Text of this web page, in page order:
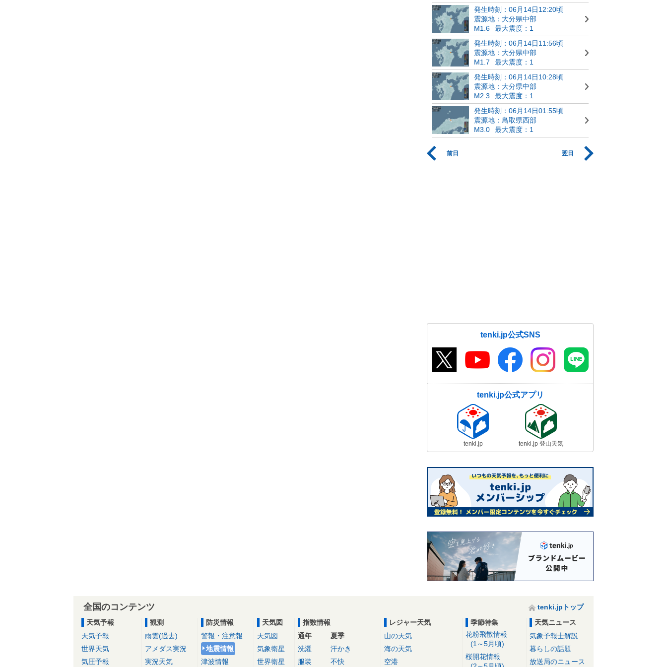
発生時刻：06月14日12:20頃
震源地：大分県中部
M1.6
最大震度：1
発生時刻：06月14日11:56頃
震源地：大分県中部
M1.7
最大震度：1
発生時刻：06月14日10:28頃
震源地：大分県中部
M2.3
最大震度：1
発生時刻：06月14日01:55頃
震源地：鳥取県西部
M3.0
最大震度：1
前日 翌日
tenki.jp公式SNS
tenki.jp公式アプリ
tenki.jp tenki.jp 登山天気
全国のコンテンツ
tenki.jpトップ
天気予報
天気予報
世界天気
気圧予報
観測
雨雲(過去)
アメダス実況
実況天気
防災情報
警報・注意報
地震情報
津波情報
天気図
天気図
気象衛星
世界衛星
指数情報
通年
洗濯
服装
夏季
汗かき
不快
レジャー天気
山の天気
海の天気
空港
季節特集
花粉飛散情報
(1～5月頃)
桜開花情報
天気ニュース
気象予報士解説
暮らしの話題
放送局のニュース